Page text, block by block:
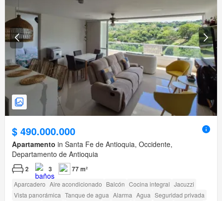
$ 490.000.000
Apartamento in Santa Fe de Antioquia, Occidente,
Departamento de Antioquia
2 3 77 m²
Aparcadero Aire acondicionado Balcón Cocina integral Jacuzzi
Vista panorámica Tanque de agua Alarma Agua Seguridad privada